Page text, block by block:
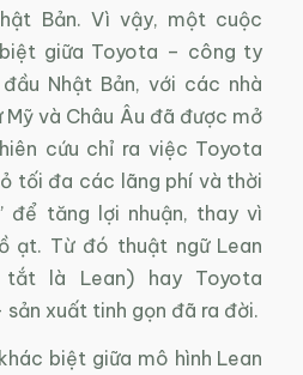
Bản. Vì vậy, một cuộc
giữa Toyota – công ty
Nhật Bản, với các nhà
và Châu Âu đã được mở
cứu chỉ ra việc Toyota
tối đa các lãng phí và thời
để tăng lợi nhuận, thay vì
ạt. Từ đó thuật ngữ Lean
tắt là Lean) hay Toyota
xuất tinh gọn đã ra đời.
biệt giữa mô hình Lean